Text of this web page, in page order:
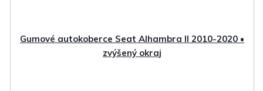
Gumové autokoberce Seat Alhambra II 2010-2020 •
zvýšený okraj